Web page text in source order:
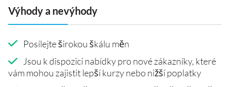
Výhody a nevýhody
Posílejte širokou škálu měn
Jsou k dispozici nabídky pro nové zákazníky, které
vám mohou zajistit lepší kurzy nebo nižší poplatky